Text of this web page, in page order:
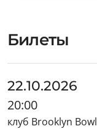
Билеты
22.10.2026
20:00
клуб Brooklyn Bowl